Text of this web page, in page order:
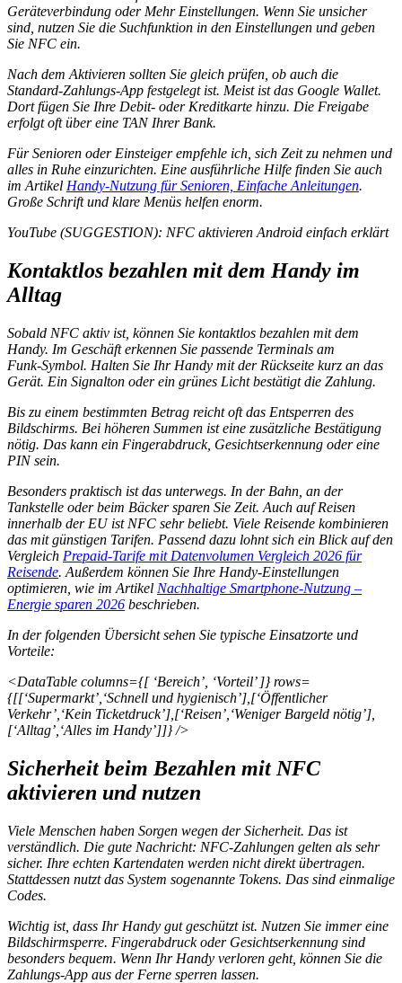
Geräteverbindung oder Mehr Einstellungen. Wenn Sie unsicher
sind, nutzen Sie die Suchfunktion in den Einstellungen und geben
Sie NFC ein.
Nach dem Aktivieren sollten Sie gleich prüfen, ob auch die
Standard‑Zahlungs‑App festgelegt ist. Meist ist das Google Wallet.
Dort fügen Sie Ihre Debit‑ oder Kreditkarte hinzu. Die Freigabe
erfolgt oft über eine TAN Ihrer Bank.
Für Senioren oder Einsteiger empfehle ich, sich Zeit zu nehmen und
alles in Ruhe einzurichten. Eine ausführliche Hilfe finden Sie auch
im Artikel Handy‑Nutzung für Senioren, Einfache Anleitungen.
Große Schrift und klare Menüs helfen enorm.
YouTube (SUGGESTION): NFC aktivieren Android einfach erklärt
Kontaktlos bezahlen mit dem Handy im
Alltag
Sobald NFC aktiv ist, können Sie kontaktlos bezahlen mit dem
Handy. Im Geschäft erkennen Sie passende Terminals am
Funk‑Symbol. Halten Sie Ihr Handy mit der Rückseite kurz an das
Gerät. Ein Signalton oder ein grünes Licht bestätigt die Zahlung.
Bis zu einem bestimmten Betrag reicht oft das Entsperren des
Bildschirms. Bei höheren Summen ist eine zusätzliche Bestätigung
nötig. Das kann ein Fingerabdruck, Gesichtserkennung oder eine
PIN sein.
Besonders praktisch ist das unterwegs. In der Bahn, an der
Tankstelle oder beim Bäcker sparen Sie Zeit. Auch auf Reisen
innerhalb der EU ist NFC sehr beliebt. Viele Reisende kombinieren
das mit günstigen Tarifen. Passend dazu lohnt sich ein Blick auf den
Vergleich Prepaid‑Tarife mit Datenvolumen Vergleich 2026 für
Reisende. Außerdem können Sie Ihre Handy‑Einstellungen
optimieren, wie im Artikel Nachhaltige Smartphone‑Nutzung –
Energie sparen 2026 beschrieben.
In der folgenden Übersicht sehen Sie typische Einsatzorte und
Vorteile:
<DataTable columns={[ ‘Bereich’, ‘Vorteil’ ]} rows=
{[[‘Supermarkt’,‘Schnell und hygienisch’],[‘Öffentlicher
Verkehr’,‘Kein Ticketdruck’],[‘Reisen’,‘Weniger Bargeld nötig’],
[‘Alltag’,‘Alles im Handy’]]} />
Sicherheit beim Bezahlen mit NFC
aktivieren und nutzen
Viele Menschen haben Sorgen wegen der Sicherheit. Das ist
verständlich. Die gute Nachricht: NFC‑Zahlungen gelten als sehr
sicher. Ihre echten Kartendaten werden nicht direkt übertragen.
Stattdessen nutzt das System sogenannte Tokens. Das sind einmalige
Codes.
Wichtig ist, dass Ihr Handy gut geschützt ist. Nutzen Sie immer eine
Bildschirmsperre. Fingerabdruck oder Gesichtserkennung sind
besonders bequem. Wenn Ihr Handy verloren geht, können Sie die
Zahlungs‑App aus der Ferne sperren lassen.